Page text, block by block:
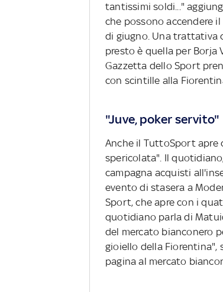
tantissimi soldi..."
che possono accendere
di giugno. Una trattativa
presto è quella per Borja
Gazzetta dello Sport
con scintille alla
"Juve, poker servito"
Anche il TuttoSport apre
spericolata". Il
campagna acquisti
evento di stasera a
Sport, che apre con i
quotidiano parla di
del mercato bianconero
gioiello della Fiorentina",
pagina al mercato